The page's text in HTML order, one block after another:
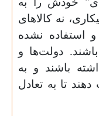
نه کالاهای
استفاده نشده
دولت‌ها و
باشند و به
تا به تعادل